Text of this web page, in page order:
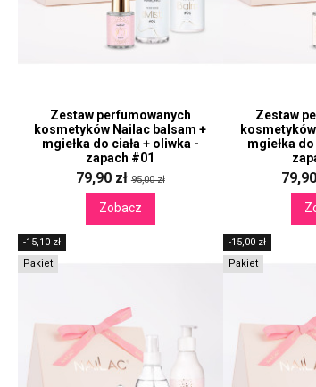
Zestaw perfumowanych
kosmetyków Nailac balsam +
mgiełka do ciała + oliwka -
zapach #01
79,90 zł95,00 zł
Zobacz
Zestaw
mgiełka
-15,10 zł
Pakiet
-15,00 zł
Pakiet